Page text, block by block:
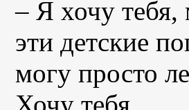
– Я хочу
эти детские
могу просто